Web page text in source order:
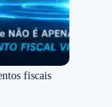
fiscais